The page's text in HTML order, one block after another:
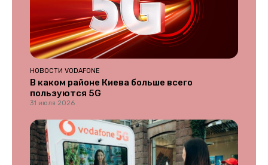
НОВОСТИ VODAFONE
В каком районе Киева больше всего
пользуются 5G
31 июля 2026